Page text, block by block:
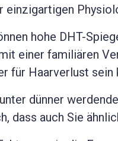
einzigartigen
hohe DHT-
einer familiären
für Haarverlust sein
dünner
dass auch Sie